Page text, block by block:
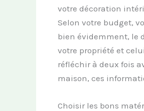
votre décoration
Selon votre budget,
bien évidemment, le
votre propriété et
réfléchir à deux fois
maison, ces
Choisir les bons